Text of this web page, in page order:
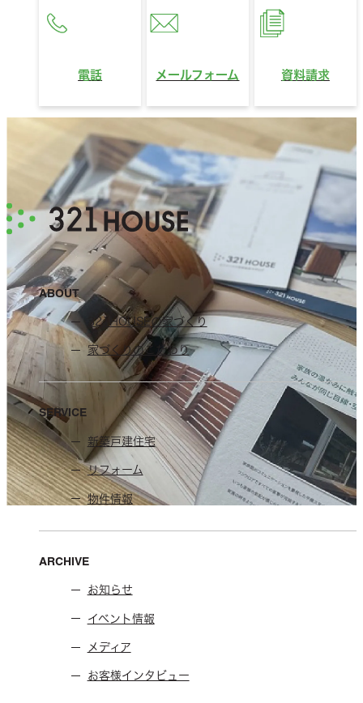
電話 メールフォーム 資料請求
ABOUT
321HOUSEの家づくり
家づくりのこだわり
SERVICE
新築戸建住宅
リフォーム
物件情報
ARCHIVE
お知らせ
イベント情報
メディア
お客様インタビュー